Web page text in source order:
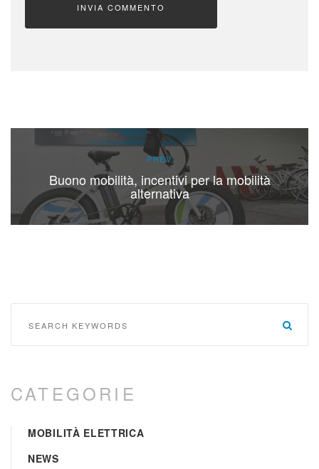
INVIA COMMENTO
POST
NAVIGATION
PREV
Buono mobilità, incentivi per la mobilità
alternativa
CATEGORIE
MOBILITÀ ELETTRICA
NEWS